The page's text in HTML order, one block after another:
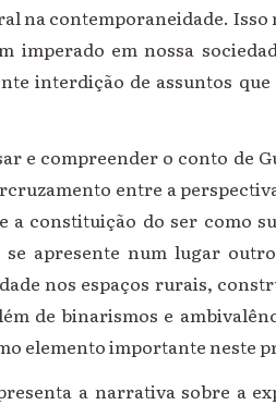
na contemporaneidade. Isso
imperado em nossa
interdição de assuntos
compreender o conto de
entre a
a constituição do ser como
apresente num lugar
nos espaços rurais,
de binarismos e
elemento importante neste
a narrativa sobre a